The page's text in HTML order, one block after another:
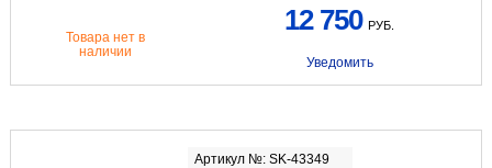
Товара нет в
наличии
12 750 РУБ.
Уведомить
Артикул №: SK-43349